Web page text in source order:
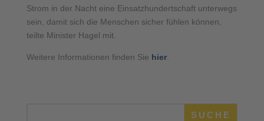
Strom in der Nacht eine Einsatzhundertschaft unterwegs
sein, damit sich die Menschen sicher fühlen können,
teilte Minister Hagel mit.
Weitere Informationen finden Sie hier.
SUCHE